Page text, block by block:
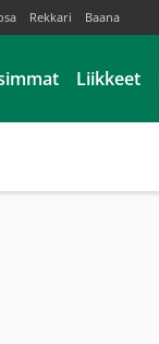
Rekkari Baana
Liikkeet